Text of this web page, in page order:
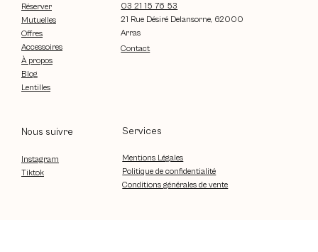
Réserver
Mutuelles
Offres
Accessoires
À propos
Blog
Lentilles
Contact
03 21 15 76 53
21 Rue Désiré Delansorne, 62000
Arras
Nous suivre
Instagram
Tiktok
Services
Mentions Légales
Politique de confidentialité
Conditions générales de vente